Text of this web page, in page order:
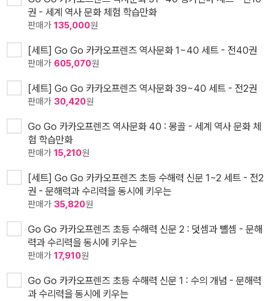
권 - 세계 역사 문화 체험 학습만화
판매가 135,000원
[세트] Go Go 카카오프렌즈 역사문화 1~40 세트 - 전40권
판매가 605,070원
[세트] Go Go 카카오프렌즈 역사문화 39~40 세트 - 전2권
판매가 30,420원
Go Go 카카오프렌즈 역사문화 40 : 몽골 - 세계 역사 문화 체
험 학습만화
판매가 15,210원
[세트] Go Go 카카오프렌즈 초등 수해력 신문 1~2 세트 - 전2
권 - 문해력과 수리력을 동시에 키우는
판매가 35,820원
Go Go 카카오프렌즈 초등 수해력 신문 2 : 덧셈과 뺄셈 - 문해
력과 수리력을 동시에 키우는
판매가 17,910원
Go Go 카카오프렌즈 초등 수해력 신문 1 : 수의 개념 - 문해력
과 수리력을 동시에 키우는